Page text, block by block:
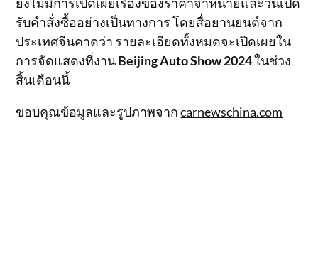
รับคำสั่งซื้ออย่างเป็นทางการ โดยสื่อยานยนต์จาก
ประเทศจีนคาดว่า รายละเอียดทั้งหมดจะเปิดเผยใน
การจัดแสดงที่งานBeijing Auto Show 2024ในช่วง
สิ้นเดือนนี้
ขอบคุณข้อมูลและรูปภาพจากcarnewschina.com